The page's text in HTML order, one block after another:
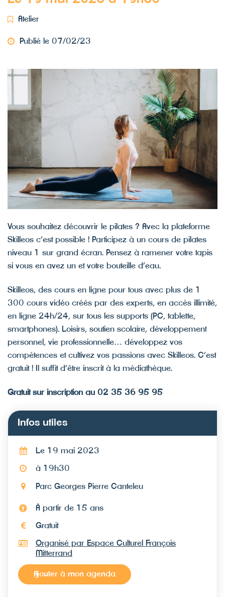
Atelier
Publié le 07/02/23
Vous souhaitez découvrir le pilates ? Avec la plateforme
Skilleos c’est possible ! Participez à un cours de pilates
niveau 1 sur grand écran. Pensez à ramener votre tapis
si vous en avez un et votre bouteille d’eau.
Skilleos, des cours en ligne pour tous avec plus de 1
300 cours vidéo créés par des experts, en accès illimité,
en ligne 24h/24, sur tous les supports (PC, tablette,
smartphones). Loisirs, soutien scolaire, développement
personnel, vie professionnelle… développez vos
compétences et cultivez vos passions avec Skilleos. C’est
gratuit ! Il suffit d’être inscrit à la médiathèque.
Gratuit sur inscription au 02 35 36 95 95
Infos utiles
Le 19 mai 2023
à 19h30
Parc Georges Pierre Canteleu
À partir de 15 ans
Gratuit
Organisé par Espace Culturel François
Mitterrand
Ajouter à mon agenda